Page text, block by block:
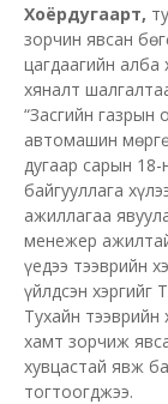
Хоёрдугаарт,
зорчин явсан
цагдаагийн
хяналт
“Засгийн
автомашин
дугаар сарын 18-
байгууллага
ажиллагаа
менежер ажилтай
үедээ тээврийн
үйлдсэн хэргийг
Тухайн тээврийн
хамт зорчиж
хувцастай явж
тогтоогджээ.